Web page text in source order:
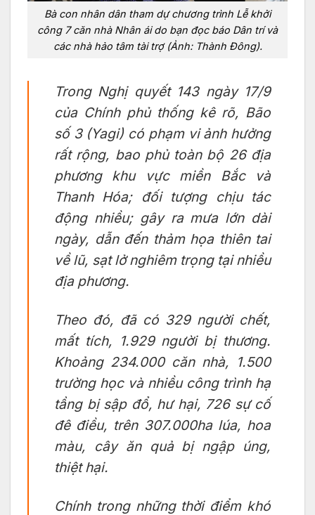
Bà con nhân dân tham dự chương trình Lễ khởi
công 7 căn nhà Nhân ái do bạn đọc báo Dân trí và
các nhà hảo tâm tài trợ (Ảnh: Thành Đông).
Trong Nghị quyết 143 ngày 17/9
của Chính phủ thống kê rõ, Bão
số 3 (Yagi) có phạm vi ảnh hưởng
rất rộng, bao phủ toàn bộ 26 địa
phương khu vực miền Bắc và
Thanh Hóa; đối tượng chịu tác
động nhiều; gây ra mưa lớn dài
ngày, dẫn đến thảm họa thiên tai
về lũ, sạt lở nghiêm trọng tại nhiều
địa phương.
Theo đó, đã có 329 người chết,
mất tích, 1.929 người bị thương.
Khoảng 234.000 căn nhà, 1.500
trường học và nhiều công trình hạ
tầng bị sập đổ, hư hại, 726 sự cố
đê điều, trên 307.000ha lúa, hoa
màu, cây ăn quả bị ngập úng,
thiệt hại.
Chính trong những thời điểm khó